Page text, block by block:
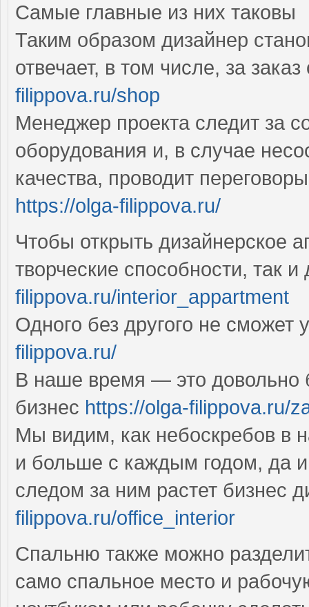
Самые главные из них таковы
Таким образом дизайнер
отвечает, в том числе, за
filippova.ru/shop
Менеджер проекта следит за
оборудования и, в случае
качества, проводит
https://olga-filippova.ru/
Чтобы открыть дизайнерское
творческие способности, так
filippova.ru/interior_appartment
Одного без другого не
filippova.ru/
В наше время — это довольно
бизнес https://olga-filippova.ru/
Мы видим, как небоскребов в
и больше с каждым годом, да и
следом за ним растет бизнес
filippova.ru/office_interior
Спальню также можно
само спальное место и